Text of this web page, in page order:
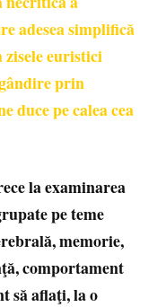
adesea simplifică
euristici
prin
duce pe calea cea
la examinarea
pe teme
memorie,
comportament
să aflaţi, la o